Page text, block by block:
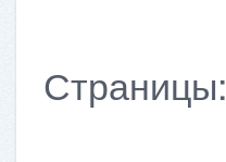
Страницы: